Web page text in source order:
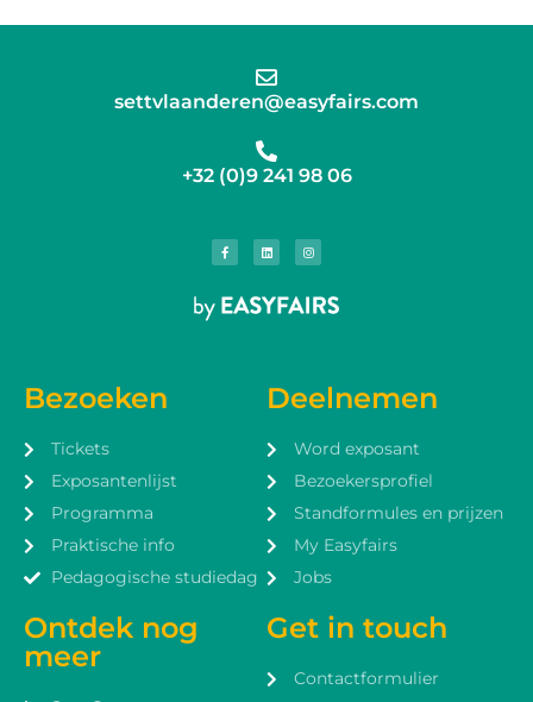
settvlaanderen@easyfairs.com
+32 (0)9 241 98 06
Bezoeken
Tickets
Exposantenlijst
Programma
Praktische info
Pedagogische studiedag
Ontdek nog
meer
Deelnemen
Word exposant
Bezoekersprofiel
Standformules en prijzen
My Easyfairs
Jobs
Get in touch
Contactformulier